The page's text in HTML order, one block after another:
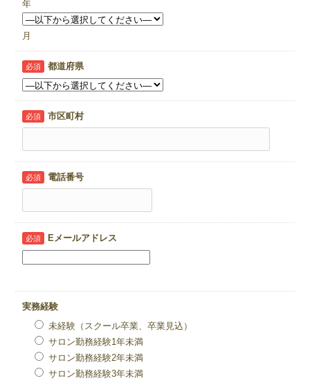
年
月
必須 都道府県
必須 市区町村
必須 電話番号
必須 Eメールアドレス
実務経験
未経験（スクール卒業、卒業見込）
サロン勤務経験1年未満
サロン勤務経験2年未満
サロン勤務経験3年未満